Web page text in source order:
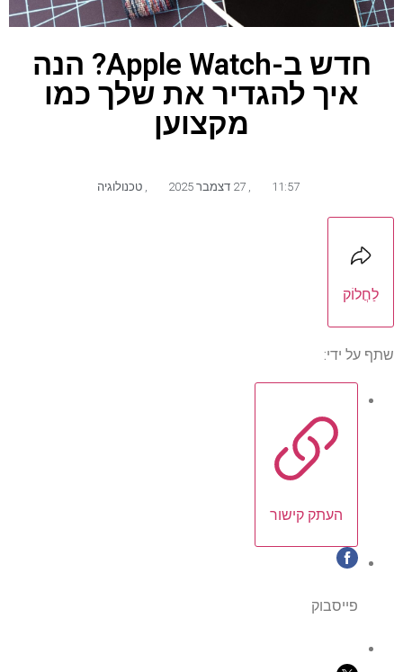
חדש ב-Apple Watch? הנה
איך להגדיר את שלך כמו
מקצוען
11:57 27 דצמבר 2025 טכנולוגיה
לַחֲלוֹק
שתף על ידי:
העתק קישור
פייסבוק